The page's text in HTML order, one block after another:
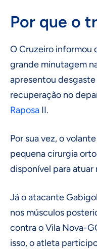
Por que o
O Cruzeiro informou
grande minutagem
apresentou
recuperação no
Raposa II.
Por sua vez, o
pequena cirurgia
disponível para
Já o atacante
nos músculos
contra o Vila Nova-
isso, o atleta